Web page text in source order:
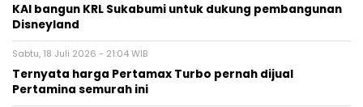
KAI bangun KRL Sukabumi untuk dukung pembangunan
Disneyland
Sabtu, 18 Juli 2026 - 21:04 WIB
Ternyata harga Pertamax Turbo pernah dijual
Pertamina semurah ini